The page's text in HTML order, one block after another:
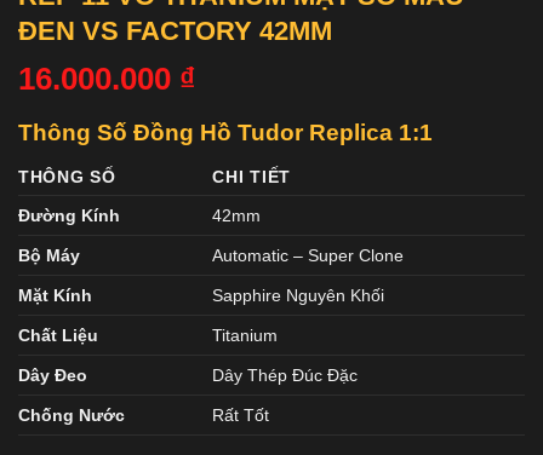
ĐEN VS FACTORY 42MM
16.000.000 ₫
Thông Số Đồng Hồ Tudor Replica 1:1
THÔNG SỐ
CHI TIẾT
Đường Kính
42mm
Bộ Máy Automatic – Super Clone
Mặt Kính Sapphire Nguyên Khối
Chất Liệu Titanium
Dây Đeo Dây Thép Đúc Đặc
Chống Nước Rất Tốt